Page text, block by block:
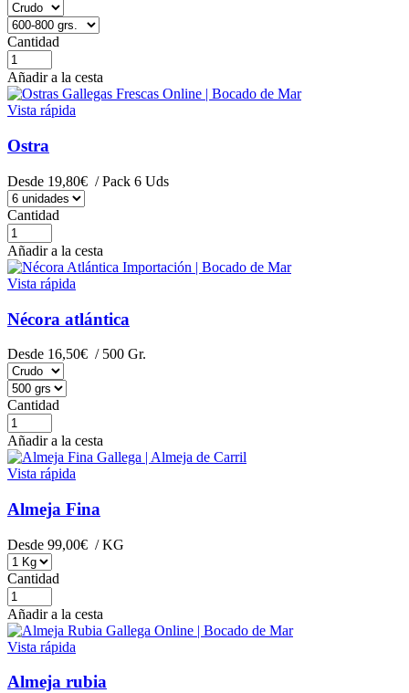
Cantidad
Añadir a la cesta
Vista rápida
Ostra
Desde 19,80€ / Pack 6 Uds
Cantidad
Añadir a la cesta
Vista rápida
Nécora atlántica
Desde 16,50€ / 500 Gr.
Cantidad
Añadir a la cesta
Vista rápida
Almeja Fina
Desde 99,00€ / KG
Cantidad
Añadir a la cesta
Vista rápida
Almeja rubia